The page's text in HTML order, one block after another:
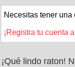
Necesitas tener
¡Registra tu cuenta
¡Qué lindo raton!